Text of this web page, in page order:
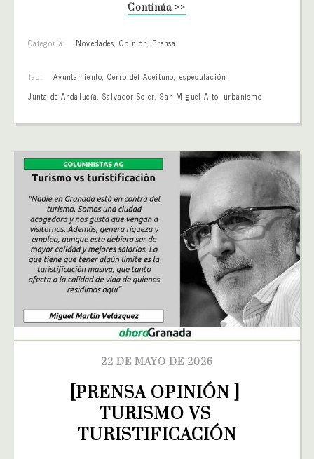
Continúa >>
Categoría: Novedades, Opinión, Prensa
Tag: Ayuntamiento, Cerro del Aceituno, especulación,
Junta de Andalucía, Salvador Soler,San Miguel Alto, urbanismo
22 DE MAYO DE 2026
[PRENSA OPINIÓN ]
TURISMO VS
TURISTIFICACIÓN